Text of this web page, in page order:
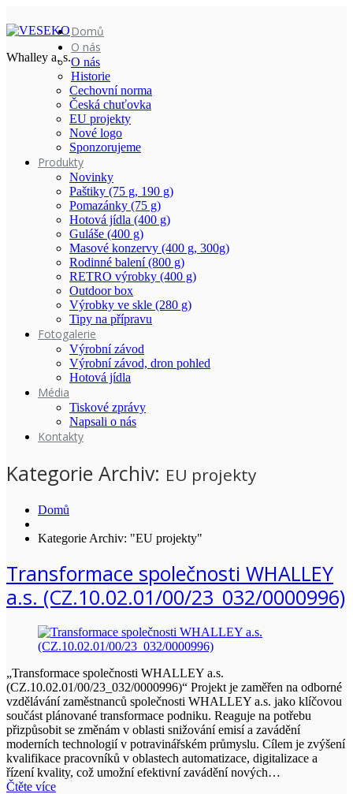
Whalley a. s.
Domů
O nás
O nás
Historie
Cechovní norma
Česká chuťovka
EU projekty
Nové logo
Sponzorujeme
Produkty
Novinky
Paštiky (75 g, 190 g)
Pomazánky (75 g)
Hotová jídla (400 g)
Guláše (400 g)
Masové konzervy (400 g, 300g)
Rodinné balení (800 g)
RETRO výrobky (400 g)
Outdoor box
Výrobky ve skle (280 g)
Tipy na přípravu
Fotogalerie
Výrobní závod
Výrobní závod, dron pohled
Hotová jídla
Média
Tiskové zprávy
Napsali o nás
Kontakty
Kategorie Archiv: EU projekty
Domů
Kategorie Archiv: "EU projekty"
Transformace společnosti WHALLEY
a.s. (CZ.10.02.01/00/23_032/0000996)
„Transformace společnosti WHALLEY a.s.
(CZ.10.02.01/00/23_032/0000996)“ Projekt je zaměřen na odborné
vzdělávání zaměstnanců společnosti WHALLEY a.s. jako klíčovou
součást plánované transformace podniku. Reaguje na potřebu
přizpůsobit se změnám v oblasti snižování emisí a zavádění
moderních technologií v potravinářském průmyslu. Cílem je zvýšení
kvalifikace pracovníků v oblastech automatizace, digitalizace a
řízení kvality, což umožní efektivní zavádění nových…
Čtěte více